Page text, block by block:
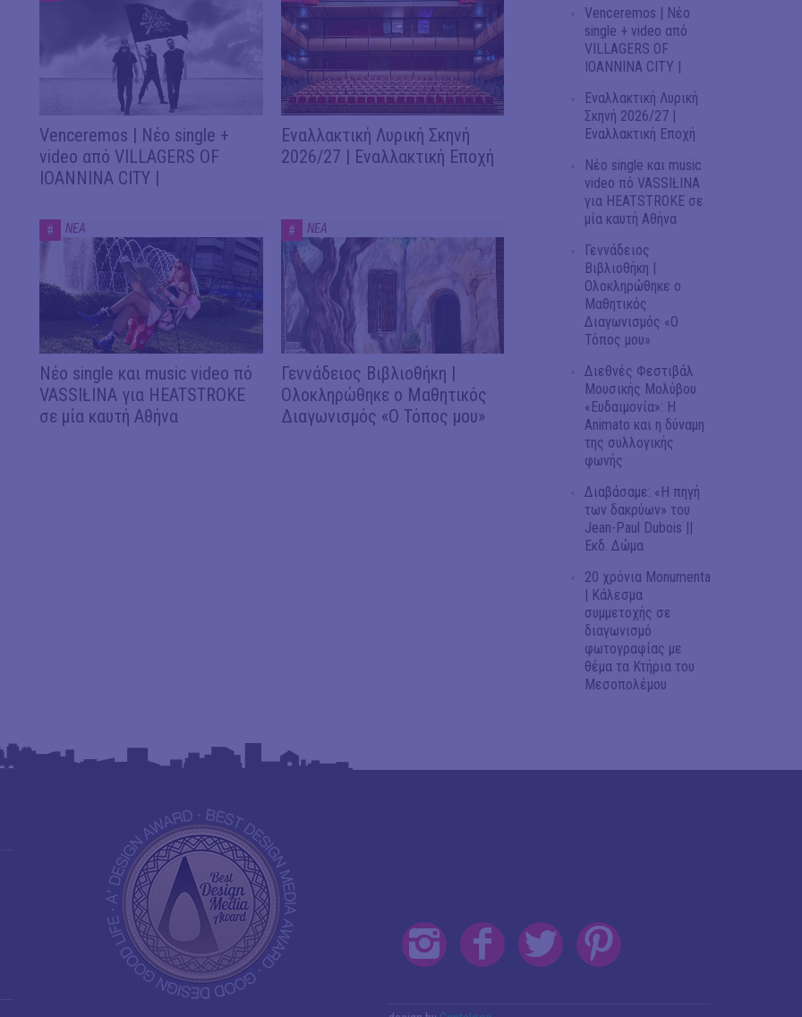
Venceremos | Νέο single +
video από VILLAGERS OF
IOANNINA CITY |
Εναλλακτική Λυρική Σκηνή
2026/27 | Εναλλακτική Εποχή
# ΝΕΑ
Νέο single και music video πό
VASSIŁINA για HEATSTROKE
σε μία καυτή Αθήνα
# ΝΕΑ
Γεννάδειος Βιβλιοθήκη |
Ολοκληρώθηκε ο Μαθητικός
Διαγωνισμός «Ο Τόπος μου»
Venceremos | Νέο
single + video από
VILLAGERS OF
IOANNINA CITY |
Εναλλακτική Λυρική
Σκηνή 2026/27 |
Εναλλακτική Εποχή
Νέο single και music
video πό VASSIŁINA
για HEATSTROKE σε
μία καυτή Αθήνα
Γεννάδειος
Βιβλιοθήκη |
Ολοκληρώθηκε ο
Μαθητικός
Διαγωνισμός «Ο
Τόπος μου»
Διεθνές Φεστιβάλ
Μουσικής Μολύβου
«Ευδαιμονία»: Η
Animato και η δύναμη
της συλλογικής
φωνής
Διαβάσαμε: «Η πηγή
των δακρύων» του
Jean-Paul Dubois ||
Εκδ. Δώμα
20 χρόνια Monumenta
| Κάλεσμα
συμμετοχής σε
διαγωνισμό
φωτογραφίας με
θέμα τα Κτήρια του
Μεσοπολέμου